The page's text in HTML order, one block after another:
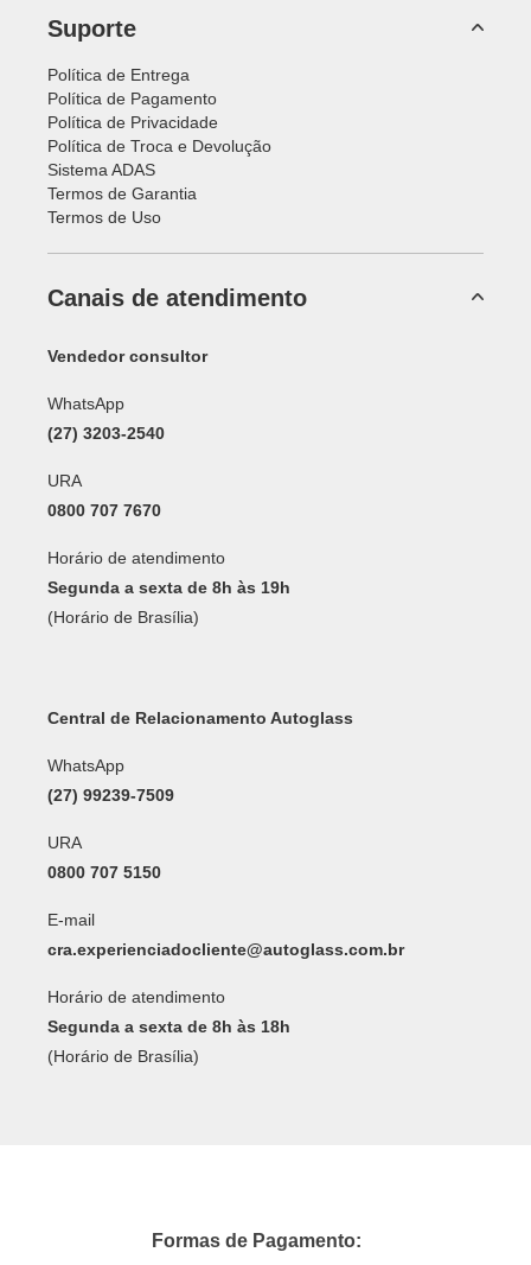
Suporte
Política de Entrega
Política de Pagamento
Política de Privacidade
Política de Troca e Devolução
Sistema ADAS
Termos de Garantia
Termos de Uso
Canais de atendimento
Vendedor consultor
WhatsApp
(27) 3203-2540
URA
0800 707 7670
Horário de atendimento
Segunda a sexta de 8h às 19h
(Horário de Brasília)
Central de Relacionamento Autoglass
WhatsApp
(27) 99239-7509
URA
0800 707 5150
E-mail
cra.experienciadocliente@autoglass.com.br
Horário de atendimento
Segunda a sexta de 8h às 18h
(Horário de Brasília)
Formas de Pagamento: